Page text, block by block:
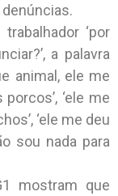
‘por
a palavra
animal, ele me
‘ele me
‘ele me deu
sou nada para
mostram que